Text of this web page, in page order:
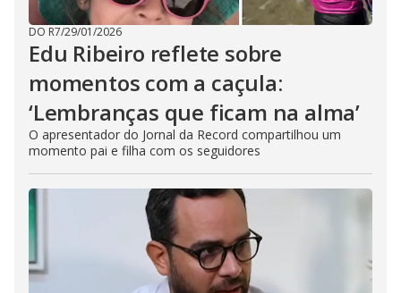
DO R7/29/01/2026
Edu Ribeiro reflete sobre
momentos com a caçula:
‘Lembranças que ficam na alma’
O apresentador do Jornal da Record compartilhou um
momento pai e filha com os seguidores